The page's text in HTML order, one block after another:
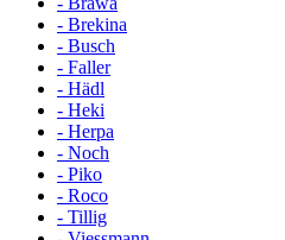
- Brekina
- Busch
- Faller
- Hädl
- Heki
- Herpa
- Noch
- Piko
- Roco
- Tillig